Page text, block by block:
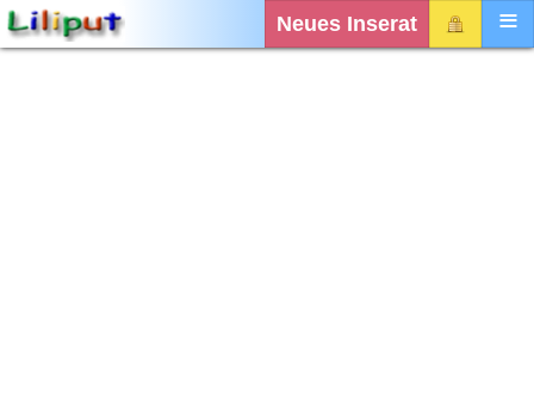
Neues Inserat